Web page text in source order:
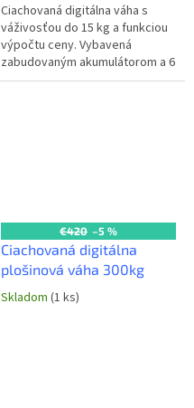
Ciachovaná digitálna váha s
váživosťou do 15 kg a funkciou
výpočtu ceny. Vybavená
zabudovaným akumulátorom a 6
predvoľbami. Ideálna pre
€420 –5 %
Ciachovaná digitálna
plošinová váha 300kg
Skladom (1 ks)